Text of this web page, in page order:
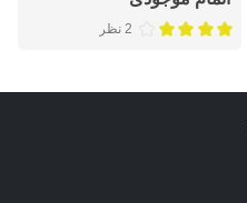
2 نظر